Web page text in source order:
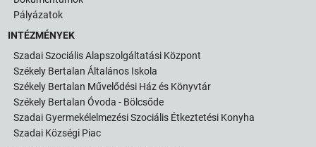
Pályázatok
INTÉZMÉNYEK
Szadai Szociális Alapszolgáltatási Központ
Székely Bertalan Általános Iskola
Székely Bertalan Művelődési Ház és Könyvtár
Székely Bertalan Óvoda - Bölcsőde
Szadai Gyermekélelmezési Szociális Étkeztetési Konyha
Szadai Községi Piac